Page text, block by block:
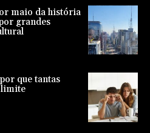
maio da história
grandes
que tantas
limite